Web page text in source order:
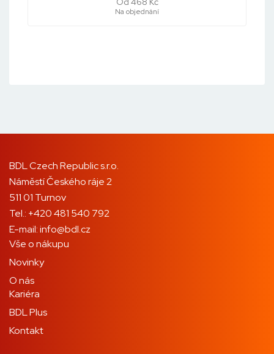
Na objednání
BDL Czech Republic s.r.o.
Náměstí Českého ráje 2
511 01 Turnov
Tel.: +420 481 540 792
E-mail:info@bdl.cz
Vše o nákupu
Novinky
O nás
Kariéra
BDL Plus
Kontakt